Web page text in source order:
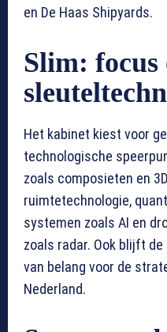
en De Haas Shipyards.
Slim: focus
Het kabinet kiest voor
technologische
zoals composieten en
ruimtetechnologie,
systemen zoals AI en
zoals radar. Ook blijft
van belang voor de
Nederland.